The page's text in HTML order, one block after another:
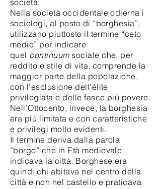
società.
Nella società occidentale odierna i
sociologi, al posto di “borghesia”,
utilizzano piuttosto il termine “ceto
medio” per indicare
quel continuumsociale che, per
reddito e stile di vita, comprende la
maggior parte della popolazione,
con l’esclusione dell’élite
privilegiata e delle fasce più povere.
Nell’Ottocento, invece, la borghesia
era più limitata e con caratteristiche
e privilegi molto evidenti.
Il termine deriva dalla parola
“borgo” che in Età medievale
indicava la città. Borghese era
quindi chi abitava nel centro della
città e non nel castello e praticava